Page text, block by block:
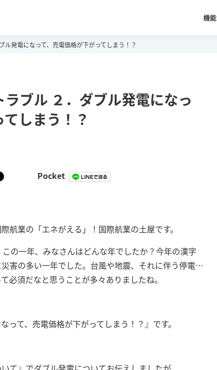
機能
ル発電になって、売電価格が下がってしまう！？
ブル ２．ダブル発電になっ
しまう！？
Pocket
航業の「エネがえる」！国際航業の土屋です。
の一年、みなさんはどんな年でしたか？今年の漢字
災害の多い一年でした。台風や地震、それに伴う停電…
必須だなと思うことが多々ありましたね。
って、売電価格が下がってしまう！？』です。